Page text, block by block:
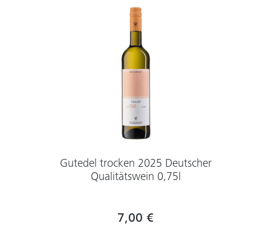
Gutedel trocken 2025 Deutscher
Qualitätswein 0,75l
7,00 €